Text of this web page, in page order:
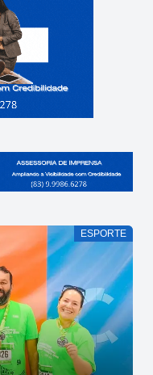
ESPORTE